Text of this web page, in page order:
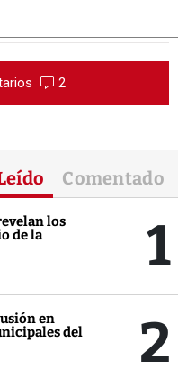
2
Comentado
los
de la
1
en
del
2